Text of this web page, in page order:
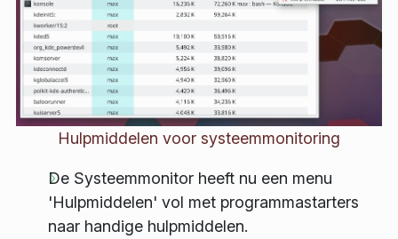
Hulpmiddelen voor systeemmonitoring
De Systeemmonitor heeft nu een menu
'Hulpmiddelen' vol met programmastarters
naar handige hulpmiddelen.